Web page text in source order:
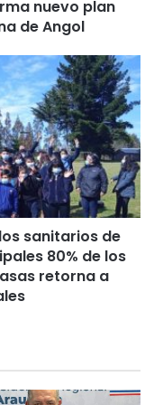
nuevo plan
de Angol
sanitarios de
80% de los
retorna a